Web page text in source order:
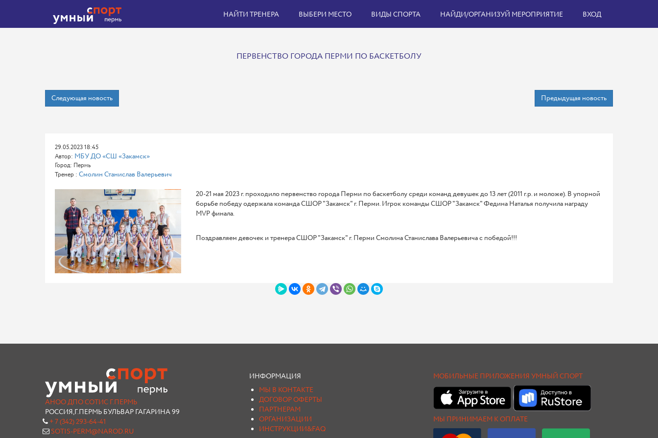
НАЙТИ ТРЕНЕРА ВЫБЕРИ МЕСТО ВИДЫ СПОРТА НАЙДИ/ОРГАНИЗУЙ МЕРОПРИЯТИЕ ВХОД
ПЕРВЕНСТВО ГОРОДА ПЕРМИ ПО БАСКЕТБОЛУ
Следующая новость Предыдущая новость
29.05.2023 18:45
Автор: МБУ ДО «СШ «Закамск»
Город: Пермь
Тренер : Смолин Станислав Валерьевич
20-21 мая 2023 г. проходило первенство города Перми по баскетболу среди команд девушек до 13 лет (2011 г.р. и моложе). В упорной
борьбе победу одержала команда СШОР "Закамск" г. Перми. Игрок команды СШОР "Закамск" Федина Наталья получила награду
MVP финала.
Поздравляем девочек и тренера СШОР "Закамск" г. Перми Смолина Станислава Валерьевича с победой!!!
АНОО ДПО СОТИС Г.ПЕРМЬ
РОССИЯ,Г.ПЕРМЬ БУЛЬВАР ГАГАРИНА 99
+ 7 (342) 293-64-41
SOTIS-PERM@NAROD.RU
ИНФОРМАЦИЯ
МЫ В КОНТАКТЕ
ДОГОВОР ОФЕРТЫ
ПАРТНЕРАМ
ОРГАНИЗАЦИИ
ИНСТРУКЦИИ&FAQ
МОБИЛЬНЫЕ ПРИЛОЖЕНИЯ УМНЫЙ СПОРТ
МЫ ПРИНИМАЕМ К ОПЛАТЕ